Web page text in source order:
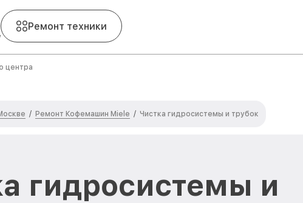
Ремонт техники
центра
/ Ремонт Кофемашин Miele / Чистка гидросистемы и трубок
гидросистемы и